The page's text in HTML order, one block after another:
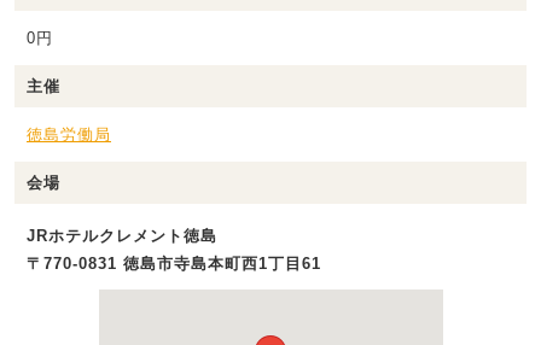
0円
主催
徳島労働局
会場
JRホテルクレメント徳島
〒770-0831 徳島市寺島本町西1丁目61